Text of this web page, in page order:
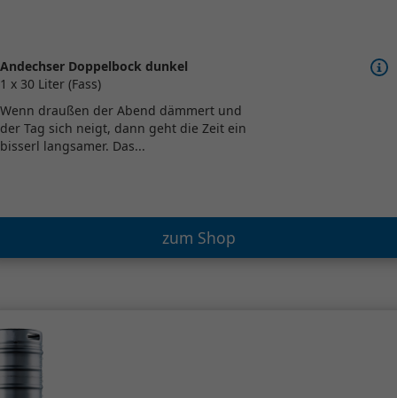
Andechser Doppelbock dunkel
1 x 30 Liter (Fass)
Wenn draußen der Abend dämmert und
der Tag sich neigt, dann geht die Zeit ein
bisserl langsamer. Das...
zum Shop